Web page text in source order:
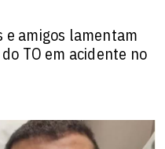
e amigos lamentam
TO em acidente no